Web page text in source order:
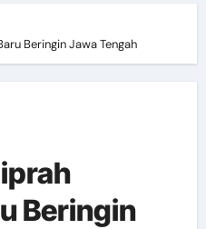
Beringin Jawa Tengah
Beringin